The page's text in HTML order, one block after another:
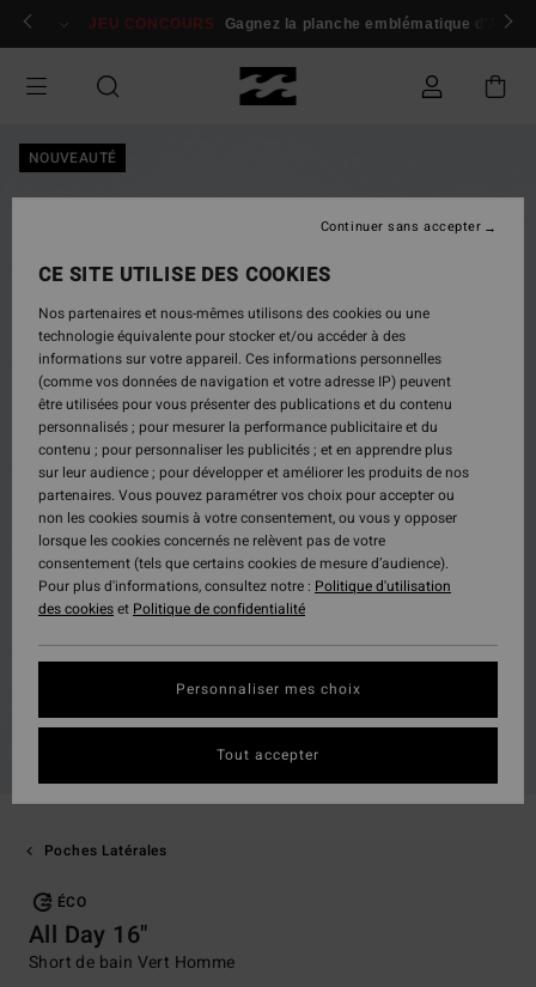
Passer
Se connecter / s'inscrire
JEU CONCOURS Gagnez la planche emblématique d'Andy
NOUVEAUTÉ
Poches Latérales
ÉCO
All Day 16"
Short de bain Vert Homme
CE SITE UTILISE DES COOKIES
Nos partenaires et nous-mêmes utilisons des cookies ou une
technologie équivalente pour stocker et/ou accéder à des
informations sur votre appareil. Ces informations personnelles
(comme vos données de navigation et votre adresse IP) peuvent
être utilisées pour vous présenter des publications et du contenu
personnalisés ; pour mesurer la performance publicitaire et du
contenu ; pour personnaliser les publicités ; et en apprendre plus
sur leur audience ; pour développer et améliorer les produits de nos
partenaires. Vous pouvez paramétrer vos choix pour accepter ou
non les cookies soumis à votre consentement, ou vous y opposer
lorsque les cookies concernés ne relèvent pas de votre
consentement (tels que certains cookies de mesure d’audience).
Pour plus d'informations, consultez notre : Politique d'utilisation
des cookieset Politique de confidentialité
Personnaliser mes choix
Continuer sans accepter
Tout accepter